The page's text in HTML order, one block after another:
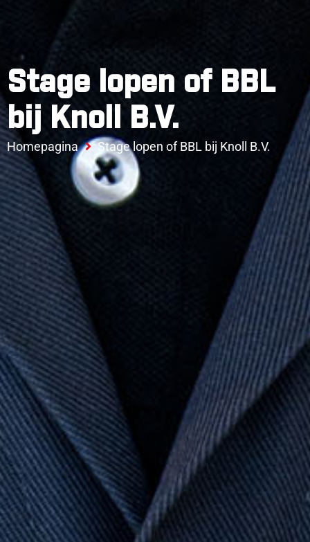
Stage lopen of BBL
bij Knoll B.V.
Homepagina Stage lopen of BBL bij Knoll B.V.